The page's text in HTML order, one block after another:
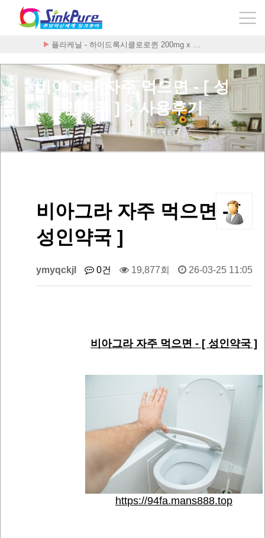
플라케닐 - 하이드록시클로로퀸 200mg x …
비아그라 자주 먹으면 - [ 성
인약국 ] > 사용후기
비아그라 자주 먹으면 - [
성인약국 ]
ymyqckjl 0건 19,877회 26-03-25 11:05
비아그라 자주 먹으면 - [ 성인약국 ]
https://94fa.mans888.top